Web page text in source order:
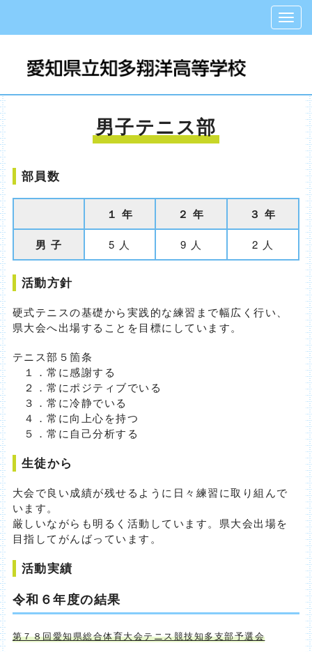
男子テニス部
部員数
１ 年 ２ 年
３ 年
男 子
5 人 9 人 2 人
活動方針
硬式テニスの基礎から実践的な練習まで幅広く行い、
県大会へ出場することを目標にしています。
テニス部５箇条
１．常に感謝する
２．常にポジティブでいる
３．常に冷静でいる
４．常に向上心を持つ
５．常に自己分析する
生徒から
大会で良い成績が残せるように日々練習に取り組んで
います。
厳しいながらも明るく活動しています。県大会出場を
目指してがんばっています。
活動実績
令和６年度の結果
第７８回愛知県総合体育大会テニス競技知多支部予選会